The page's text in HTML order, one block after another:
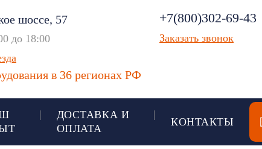
шоссе, 57
до 18:00
в 36 регионах РФ
+7(800)302-69-43
Заказать звонок
ДОСТАВКА И
ОПЛАТА
КОНТАКТЫ